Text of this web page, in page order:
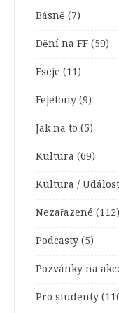
Básně (7)
Dění na FF (59)
Eseje (11)
Fejetony (9)
Jak na to (5)
Kultura (69)
Kultura /
Nezařazené (112)
Podcasty (5)
Pozvánky na
Pro studenty